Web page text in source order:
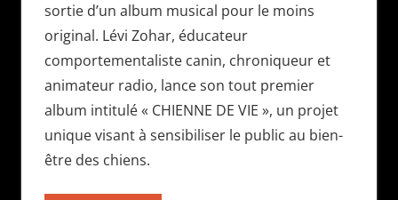
sortie d’un album musical pour le moins
original. Lévi Zohar, éducateur
comportementaliste canin, chroniqueur et
animateur radio, lance son tout premier
album intitulé « CHIENNE DE VIE », un projet
unique visant à sensibiliser le public au bien-
être des chiens.